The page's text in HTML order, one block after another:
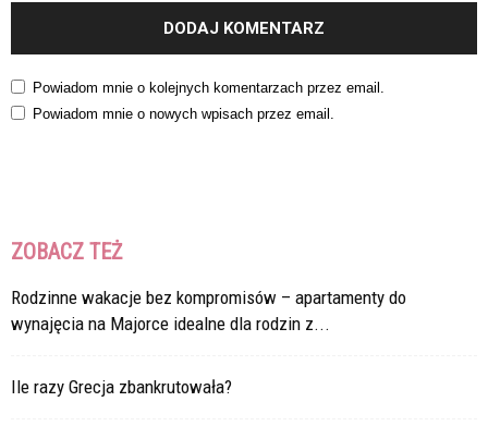
Powiadom mnie o kolejnych komentarzach przez email.
Powiadom mnie o nowych wpisach przez email.
ZOBACZ TEŻ
Rodzinne wakacje bez kompromisów – apartamenty do
wynajęcia na Majorce idealne dla rodzin z...
Ile razy Grecja zbankrutowała?